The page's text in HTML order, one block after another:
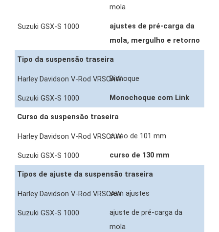
mola
ajustes de pré-carga da
mola, mergulho e retorno
Tipo da suspensão traseira
Bichoque
Monochoque com Link
Curso da suspensão traseira
curso de 101 mm
curso de 130 mm
Tipos de ajuste da suspensão traseira
sem ajustes
ajuste de pré-carga da
mola